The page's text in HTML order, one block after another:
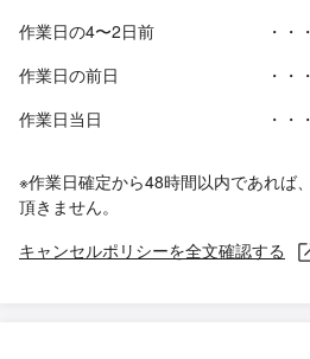
作業日の4〜2日前
・・・
作業日の前日
・・・
作業日当日
・・・
※作業日確定から48時間以内であれば
頂きません。
キャンセルポリシーを全文確認する